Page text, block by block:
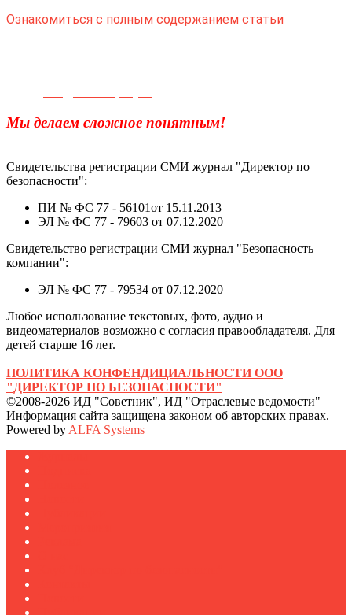
Ознакомиться с полным содержанием статьи
Мы делаем сложное понятным!
Свидетельства регистрации СМИ журнал "Директор по
безопасности":
ПИ № ФС 77 - 56101от 15.11.2013
ЭЛ № ФС 77 - 79603 от 07.12.2020
Свидетельство регистрации СМИ журнал "Безопасность
компании":
ЭЛ № ФС 77 - 79534 от 07.12.2020
Любое использование текстовых, фото, аудио и
видеоматериалов возможно с согласия правообладателя. Для
детей старше 16 лет.
ПОЛИТИКА КОНФЕНДИЦИАЛЬНОСТИ ООО
"ДИРЕКТОР ПО БЕЗОПАСНОСТИ"
©2008-2026 ИД "Советник", ИД "Отраслевые ведомости"
Информация сайта защищена законом об авторских правах.
Powered by ALFA Systems